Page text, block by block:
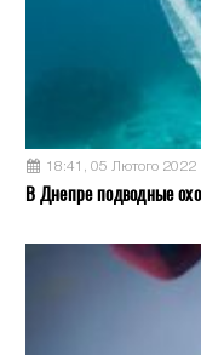
18:41, 05 Лютого 2022
В Днепре подводные